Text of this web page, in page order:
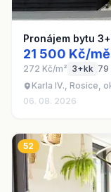
Pronájem bytu
21 500 Kč/
272 Kč/m² 3+kk 79
Karla IV., Rosice,
06. 08. 2026
52